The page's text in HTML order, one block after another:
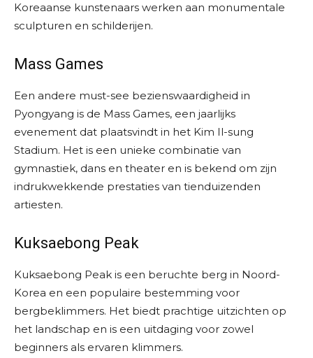
Koreaanse kunstenaars werken aan monumentale
sculpturen en schilderijen.
Mass Games
Een andere must-see bezienswaardigheid in
Pyongyang is de Mass Games, een jaarlijks
evenement dat plaatsvindt in het Kim Il-sung
Stadium. Het is een unieke combinatie van
gymnastiek, dans en theater en is bekend om zijn
indrukwekkende prestaties van tienduizenden
artiesten.
Kuksaebong Peak
Kuksaebong Peak is een beruchte berg in Noord-
Korea en een populaire bestemming voor
bergbeklimmers. Het biedt prachtige uitzichten op
het landschap en is een uitdaging voor zowel
beginners als ervaren klimmers.